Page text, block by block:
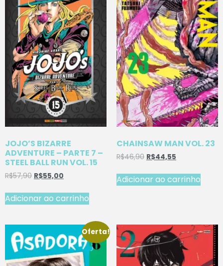
JOJO’S BIZARRE
ADVENTURE – PARTE 7 –
STEEL BALL RUN VOL. 15
R$57,90 R$55,00
Adicionar ao carrinho
CHAINSAW MAN VOL. 23
R$46,90 R$44,55
Adicionar ao carrinho
Oferta!